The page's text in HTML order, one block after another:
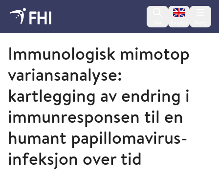
Change
Folkehelseinstituttet
Immunologisk mimotop
variansanalyse:
kartlegging av endring i
immunresponsen til en
humant papillomavirus-
infeksjon over tid